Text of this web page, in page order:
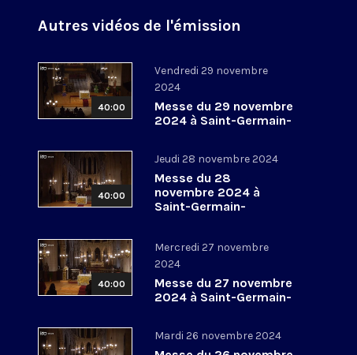
Autres vidéos de l'émission
40:00
Vendredi 29 novembre
2024
Messe du 29 novembre
2024 à Saint-Germain-
40:00
Jeudi 28 novembre 2024
Messe du 28
novembre 2024 à
Saint-Germain-
40:00
Mercredi 27 novembre
2024
Messe du 27 novembre
2024 à Saint-Germain-
Mardi 26 novembre 2024